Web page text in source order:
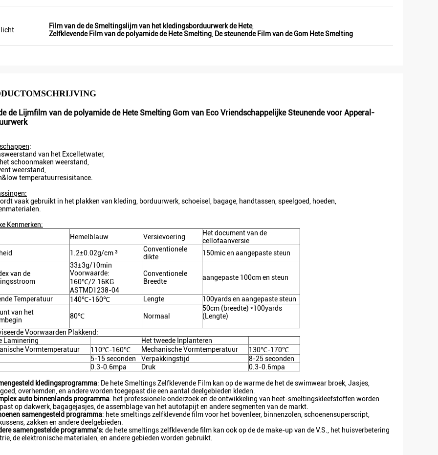
licht Film van de de Smeltingslijm van het kledingsborduurwerk de Hete,
Zelfklevende Film van de polyamide de Hete Smelting De steunende Film van de Gom Hete Smelting
de Lijmfilm van de polyamide de Hete Smelting Gom van Eco Vriendschappelijke Steunende voor Apperal-
:
van het Excelletwater,
schoonmaken weerstand,
weerstand,
temperatuurresisitance.
vaak gebruikt in het plakken van kleding, borduurwerk, schoeisel, bagage, handtassen, speelgoed, hoeden,
Kenmerken:
Hemelblauw Versievoering
Het document van de
cellofaanversie
1.2±0.02g/cm ³
Conventionele
dikte
150mic en aangepaste steun
van de
33±3g/10min
Voorwaarde:
160℃/2.16KG
ASTMD1238-04
Conventionele
Breedte
aangepaste 100cm en steun
Temperatuur 140℃-160℃ Lengte
100yards en aangepaste steun
van het
80℃ Normaal
50cm (breedte) *100yards
(Lengte)
Voorwaarden Plakkend:
Laminering
Het tweede Inplanteren
Vormtemperatuur
110℃-160℃ Mechanische Vormtemperatuur
130℃-170℃
5-15 seconden Verpakkingstijd
8-25 seconden
0.3-0.6mpa Druk 0.3-0.6mpa
kledingsprogramma: De hete Smeltings Zelfklevende Film kan op de warme de het de swimwear broek, Jasjes,
overhemden, en andere worden toegepast die een aantal deelgebieden kleden.
auto binnenlands programma: het professionele onderzoek en de ontwikkeling van heet-smeltingskleefstoffen worden
op dakwerk, bagagejasjes, de assemblage van het autotapijt en andere segmenten van de markt.
samengesteld programma: hete smeltings zelfklevende film voor het bovenleer, binnenzolen, schoenensuperscript,
zakken en andere deelgebieden.
samengestelde programma's: de hete smeltings zelfklevende film kan ook op de de make-up van de V.S., het huisverbetering
de elektronische materialen, en andere gebieden worden gebruikt.